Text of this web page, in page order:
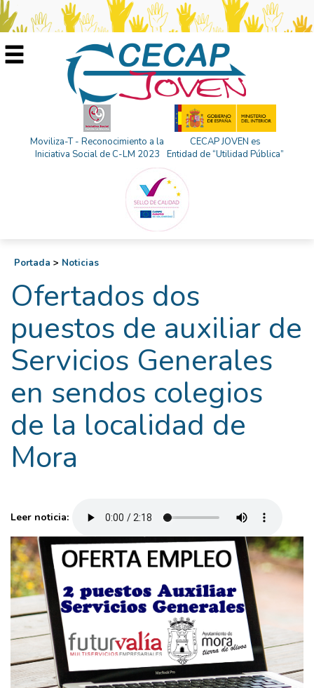
Moviliza-T - Reconocimiento a la
Iniciativa Social de C-LM 2023
CECAP JOVEN es
Entidad de “Utilidad Pública”
Portada > Noticias
Ofertados dos
puestos de auxiliar de
Servicios Generales
en sendos colegios
de la localidad de
Mora
Leer noticia: